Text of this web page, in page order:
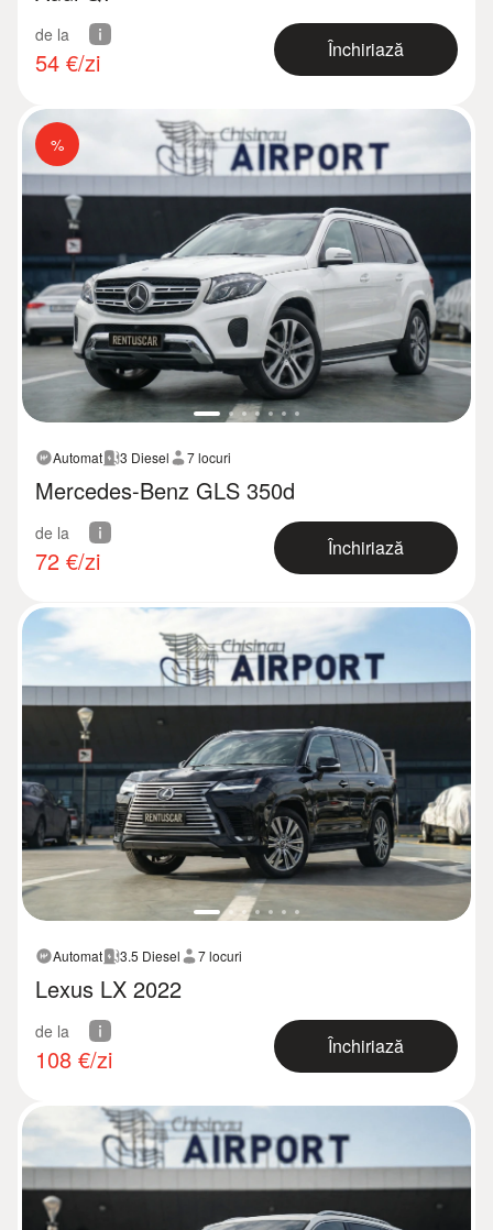
de la
54 €/zi Închiriază
%
Automat 3 Diesel 7 locuri
Mercedes-Benz GLS 350d
de la
72 €/zi Închiriază
Automat 3.5 Diesel 7 locuri
Lexus LX 2022
de la
108 €/zi Închiriază